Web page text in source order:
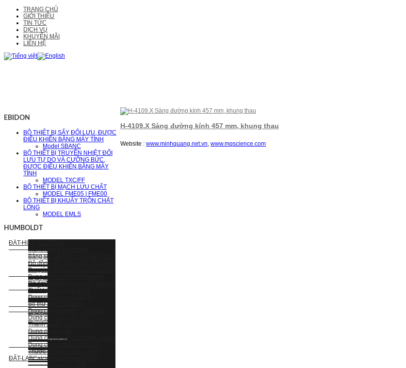
TRANG CHỦ
GIỚI THIỆU
TIN TỨC
DỊCH VỤ
KHUYẾN MÃI
LIÊN HỆ
EBIDON
BỘ THIẾT BỊ SẤY ĐỐI LƯU, ĐƯỢC
ĐIỀU KHIỂN BẰNG MÁY TÍNH
Model SBANC
BỘ THIẾT BỊ TRUYỀN NHIỆT ĐỐI
LƯU TỰ DO VÀ CƯỠNG BỨC,
ĐƯỢC ĐIỀU KHIỂN BẰNG MÁY
TÍNH
MODEL TXC/FF
BỘ THIẾT BỊ MẠCH LƯU CHẤT
MODEL FME05 | FME00
BỘ THIẾT BỊ KHUẤY TRỘN CHẤT
LỎNG
MODEL EMLS
HUMBOLDT
ĐẤT-HIỆN TRƯỜNG
Mũi khoan & Bộ khoan
Bảng so màu
Độ đồng đều đầm chặt, độ cứng
Đo giá trị điện môi
Dụng cụ thử độ thấm Guelph
Độ ẩmThiết bị thử xuyên, búa đôi
Thiết bị thử xuyên động
Dụng cụ thử xuyên bỏ túi
Bộ thử xuyên Proctor
Dụng cụ thử xuyên, vòng lực
Dụng cụ thử xuyên tĩnh
Thanh xuyên dò
Dụng cụ lấy mẫu
Dụng cụ thử cắt cánh
Dụng cụ thử thấm vòng đôi
Thước đo mực nước ngầm
ĐẤT-LABCalcium Carbonate
H-4109.X Sàng đường kính 457 mm, khung thau
Website : www.minhquang.net.vn, www.mqscience.com